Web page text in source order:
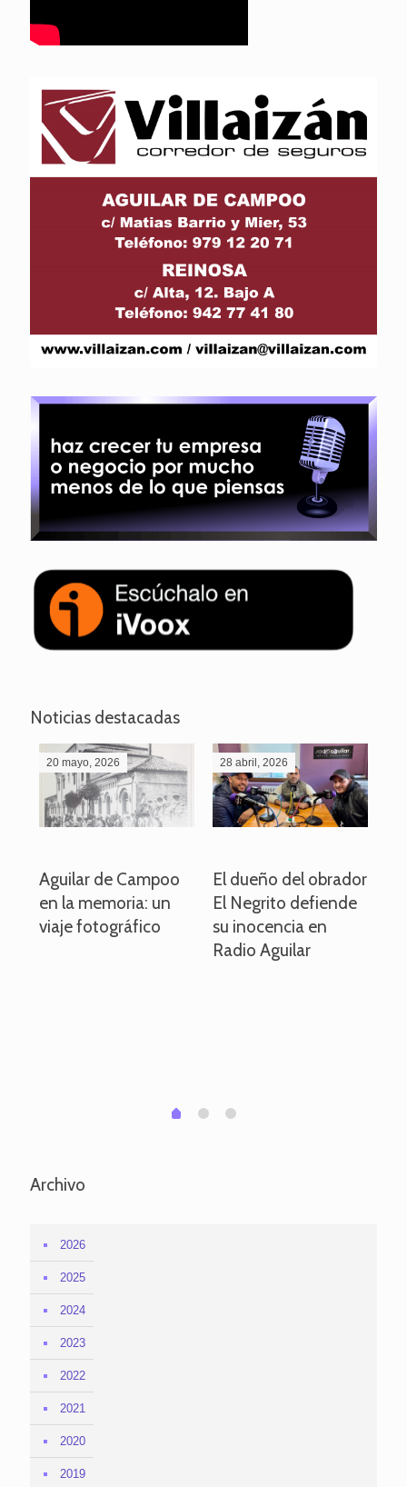
Noticias destacadas
20 mayo, 2026
Aguilar de Campoo
en la memoria: un
viaje fotográfico
28 abril, 2026
El dueño del obrador
El Negrito defiende
su inocencia en
Radio Aguilar
0 1 2
Archivo
2026
2025
2024
2023
2022
2021
2020
2019